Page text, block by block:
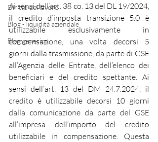
Diritto del lavoro
Blog - liquidità aziendale
Blog generico
Ai sensi dell’art. 38 co. 13 del DL 19/2024,
il credito d’imposta transizione 5.0 è
utilizzabile esclusivamente in
compensazione, una volta decorsi 5
giorni dalla trasmissione, da parte di GSE
all’Agenzia delle Entrate, dell’elenco dei
beneficiari e del credito spettante. Ai
sensi dell’art. 13 del DM 24.7.2024, il
credito è utilizzabile decorsi 10 giorni
dalla comunicazione da parte del GSE
all’impresa dell’importo del credito
utilizzabile in compensazione. Questa